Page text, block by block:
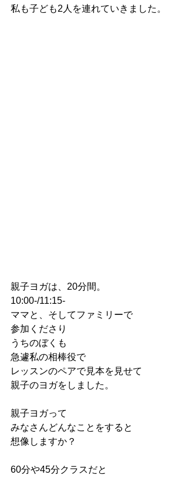
私も子ども2人を連れていきました。
親子ヨガは、20分間。
10:00-/11:15-
ママと、そしてファミリーで
参加くださり
うちのぼくも
急遽私の相棒役で
レッスンのペアで見本を見せて
親子のヨガをしました。
親子ヨガって
みなさんどんなことをすると
想像しますか？
60分や45分クラスだと